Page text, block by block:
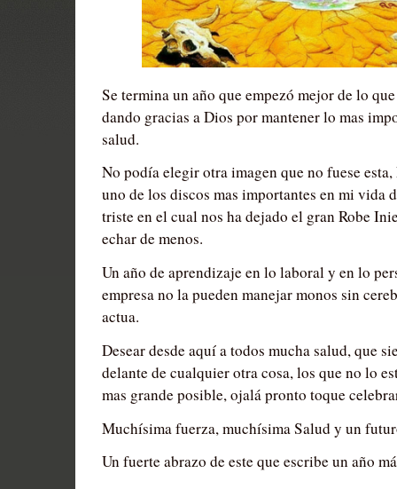
Se termina un año que empezó mejor de lo
dando gracias a Dios por mantener lo mas
salud.
No podía elegir otra imagen que no fuese
uno de los discos mas importantes en mi vida
triste en el cual nos ha dejado el gran Robe
echar de menos.
Un año de aprendizaje en lo laboral y en lo
empresa no la pueden manejar monos sin
actua.
Desear desde aquí a todos mucha salud, que
delante de cualquier otra cosa, los que no lo
mas grande posible, ojalá pronto toque
Muchísima fuerza, muchísima Salud y un
Un fuerte abrazo de este que escribe un año